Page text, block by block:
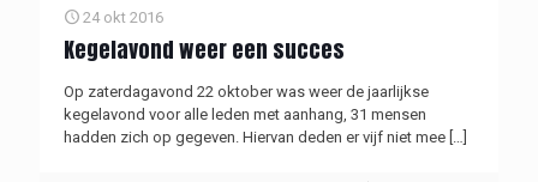
24 okt 2016
Kegelavond weer een succes
Op zaterdagavond 22 oktober was weer de jaarlijkse
kegelavond voor alle leden met aanhang, 31 mensen
hadden zich op gegeven. Hiervan deden er vijf niet mee […]